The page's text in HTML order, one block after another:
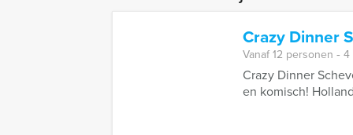
Crazy Dinner
Vanaf 12 personen ‐
Crazy Dinner
en komisch!